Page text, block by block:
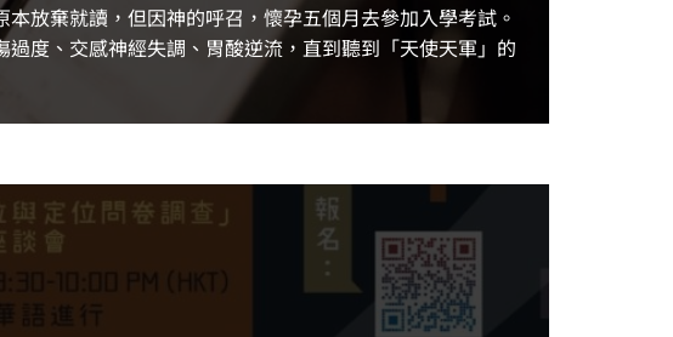
放棄就讀，但因神的呼召，懷孕五個月去參加入學考試。
度、交感神經失調、胃酸逆流，直到聽到「天使天軍」的